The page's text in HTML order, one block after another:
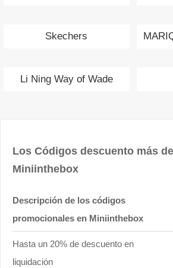
Skechers
Li Ning Way of Wade
Los Códigos descuento más
Miniinthebox
Descripción de los códigos
promocionales en Miniinthebox
Hasta un 20% de descuento en
liquidación